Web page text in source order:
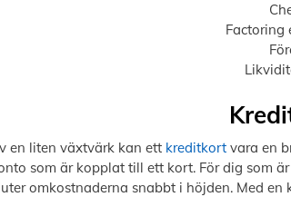
Factoring
en liten växtvärk kan ett kreditkort vara en
som är kopplat till ett kort. För dig som
omkostnaderna snabbt i höjden. Med